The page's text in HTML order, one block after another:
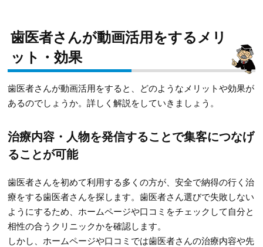
歯医者さんが動画活用をするメリ
ット・効果
歯医者さんが動画活用をすると、どのようなメリットや効果が
あるのでしょうか。詳しく解説をしていきましょう。
治療内容・人物を発信することで集客につなげ
ることが可能
歯医者さんを初めて利用する多くの方が、安全で納得の行く治
療をする歯医者さんを探します。歯医者さん選びで失敗しない
ようにするため、ホームページや口コミをチェックして自分と
相性の合うクリニックかを確認します。
しかし、ホームページや口コミでは歯医者さんの治療内容や先